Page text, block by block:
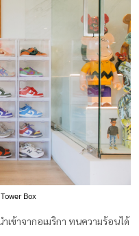
Box
ข้าจากอเมริกา ทนความร้อนได้